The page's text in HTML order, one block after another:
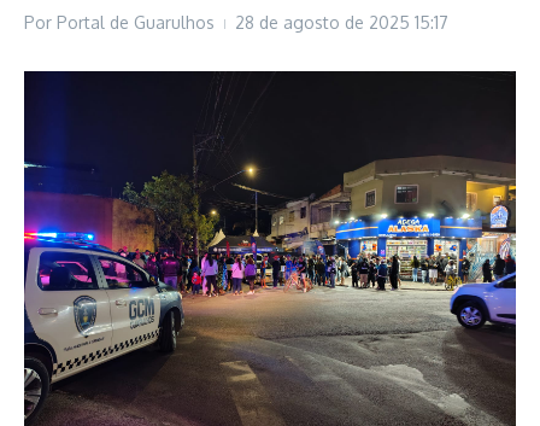
Por Portal de Guarulhos 28 de agosto de 2025 15:17